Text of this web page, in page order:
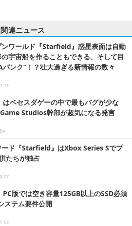
関連ニュース
ワールド『Starfield』惑星表面は自動
宇宙船を作ることもできる、そして目
パンク”！？壮大過ぎる新情報の数々
はベセスダゲーの中で最もバグが少な
Studios幹部が超気になる発言
ード『Starfield』はXbox Series Sでプ
たちが独占
PC版では空き容量125GB以上のSSD必須
テム要件公開